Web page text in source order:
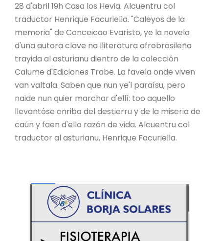
28 d'abril 19h Casa los Hevia. Alcuentru col
traductor Henrique Facuriella. "Caleyos de la
memoria" de Conceicao Evaristo, ye la novela
d'una autora clave na lliteratura afrobrasileña
trayida al asturianu dientro de la colección
Calume d'Ediciones Trabe. La favela onde viven
van valtala. Saben que nun ye'l paraísu, pero
naide nun quier marchar d'ellí: too aquello
llevantóse enriba del destierru y de la miseria de
caún y faen d'ello razón de vida. Alcuentru col
traductor al asturianu, Henrique Facuriella.